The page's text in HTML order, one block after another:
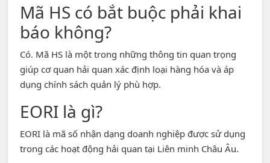
Mã HS có bắt buộc phải khai
báo không?
Có. Mã HS là một trong những thông tin quan trọng
giúp cơ quan hải quan xác định loại hàng hóa và áp
dụng chính sách quản lý phù hợp.
EORI là gì?
EORI là mã số nhận dạng doanh nghiệp được sử dụng
trong các hoạt động hải quan tại Liên minh Châu Âu.